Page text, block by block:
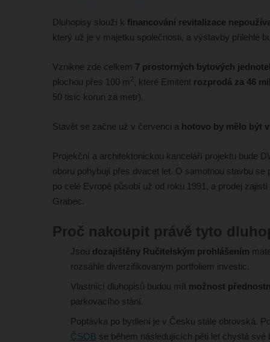
Dluhopisy slouží k financování revitalizace
který už je v majetku společnosti, a výstavby přilehlé
Vznikne zde celkem 7 prostorných bytových
plochou přes 100 m 2 , které Emitent rozprodá za 46
50 tisíc korun za metr).
Stavět se začne už v červenci a hotovo by mělo být
Projekční a architektonickou kanceláří projektu bude
oboru pohybují přes dvacet let. O samotnou stavbu se
po celé Evropě působí už od roku 1991, a prodej
Grabec.
Proč nakoupit právě tyto
Jsou dozajištěny Ručitelským prohlášením
rozsáhle diverzifikovaným portfoliem investic.
Vlastnící dluhopisů budou mít možnost
parkovacího stání.
Poptávka po bydlení je v Česku stále obrovská.
ČSOB se během následujících pěti let chystá své